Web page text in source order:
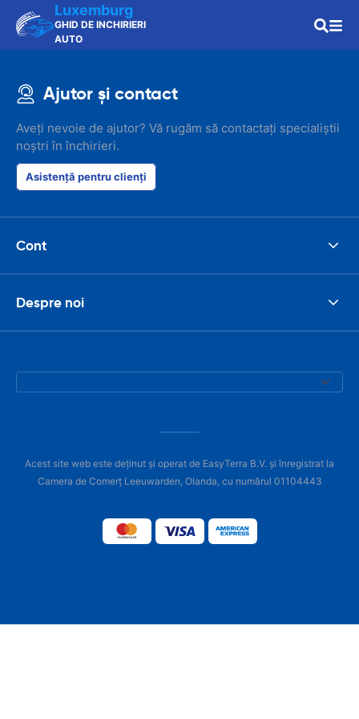
Luxemburg
GHID DE INCHIRIERI
AUTO
Ajutor și contact
Aveți nevoie de ajutor? Vă rugăm să contactați specialiștii
noștri în închirieri.
Asistență pentru clienți
Cont
Despre noi
Acest site web este deținut și operat de EasyTerra B.V. și înregistrat la
Camera de Comerț Leeuwarden, Olanda, cu numărul 01104443